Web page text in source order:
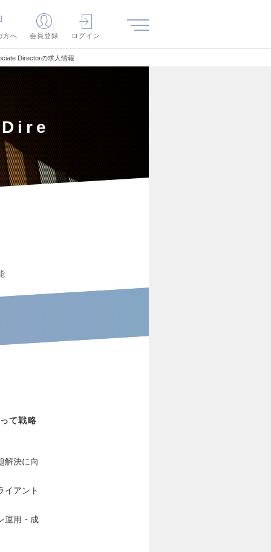
方へ
会員登録 ログイン
Directorの求人情報
て戦略
解決に向
イアント
運用・成